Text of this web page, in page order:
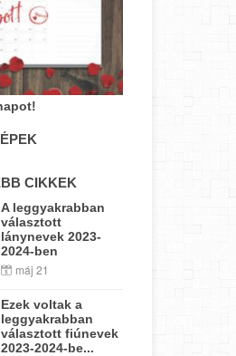
CIKKEK
A leggyakrabban
választott
lánynevek 2023-
2024-ben
máj 21
Ezek voltak a
leggyakrabban
választott fiúnevek
2023-2024-be...